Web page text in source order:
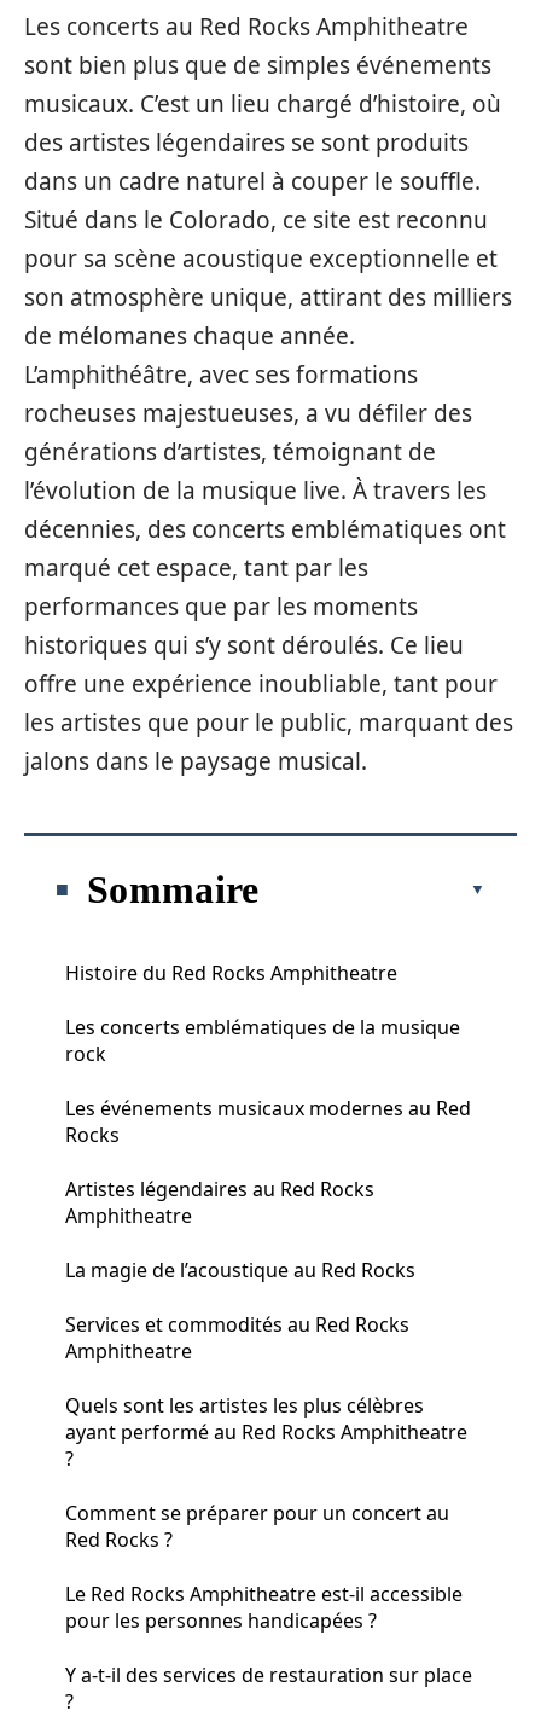
Les concerts au Red Rocks Amphitheatre
sont bien plus que de simples événements
musicaux. C’est un lieu chargé d’histoire, où
des artistes légendaires se sont produits
dans un cadre naturel à couper le souffle.
Situé dans le Colorado, ce site est reconnu
pour sa scène acoustique exceptionnelle et
son atmosphère unique, attirant des milliers
de mélomanes chaque année.
L’amphithéâtre, avec ses formations
rocheuses majestueuses, a vu défiler des
générations d’artistes, témoignant de
l’évolution de la musique live. À travers les
décennies, des concerts emblématiques ont
marqué cet espace, tant par les
performances que par les moments
historiques qui s’y sont déroulés. Ce lieu
offre une expérience inoubliable, tant pour
les artistes que pour le public, marquant des
jalons dans le paysage musical.
Sommaire
Histoire du Red Rocks Amphitheatre
Les concerts emblématiques de la musique
rock
Les événements musicaux modernes au Red
Rocks
Artistes légendaires au Red Rocks
Amphitheatre
La magie de l’acoustique au Red Rocks
Services et commodités au Red Rocks
Amphitheatre
Quels sont les artistes les plus célèbres
ayant performé au Red Rocks Amphitheatre
?
Comment se préparer pour un concert au
Red Rocks ?
Le Red Rocks Amphitheatre est-il accessible
pour les personnes handicapées ?
Y a-t-il des services de restauration sur place
?